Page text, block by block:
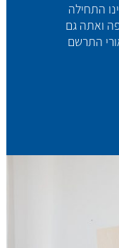
התחילה
ואתה גם
התרשם